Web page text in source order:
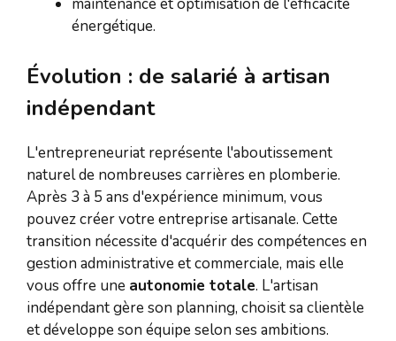
énergétique.
Évolution : de salarié à artisan
indépendant
L'entrepreneuriat représente l'aboutissement
naturel de nombreuses carrières en plomberie.
Après 3 à 5 ans d'expérience minimum, vous
pouvez créer votre entreprise artisanale. Cette
transition nécessite d'acquérir des compétences en
gestion administrative et commerciale, mais elle
vous offre une autonomie totale. L'artisan
indépendant gère son planning, choisit sa clientèle
et développe son équipe selon ses ambitions.